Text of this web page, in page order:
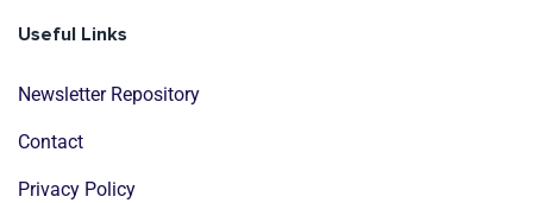
Useful Links
Newsletter Repository
Contact
Privacy Policy